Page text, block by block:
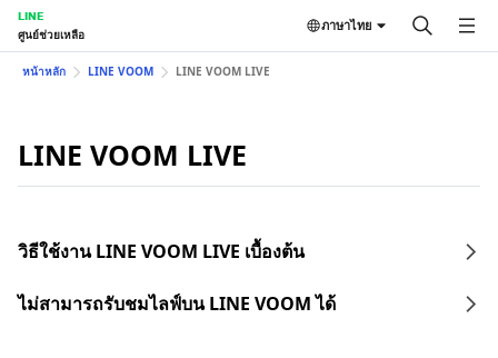
LINE
ศูนย์ช่วยเหลือ
ภาษาไทย
หน้าหลัก LINE VOOM LINE VOOM LIVE
LINE VOOM LIVE
วิธีใช้งาน LINE VOOM LIVE เบื้องต้น
ไม่สามารถรับชมไลฟ์บน LINE VOOM ได้